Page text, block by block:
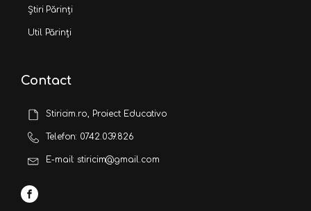
Știri Părinți
Util Părinți
Contact
Stiricim.ro, Proiect Educativo
Telefon: 0742.039.826
E-mail: stiricim@gmail.com